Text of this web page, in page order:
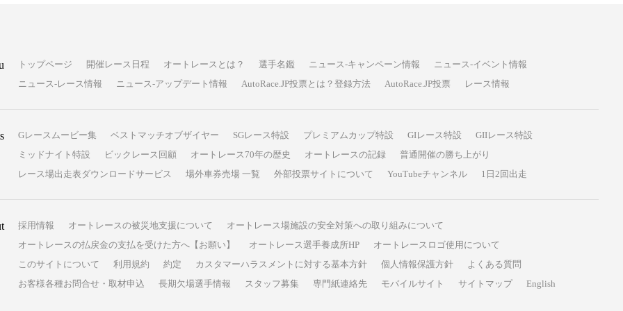
トップページ 開催レース日程 オートレースとは？ 選手名鑑 ニュース-キャンペーン情報
ニュース-イベント情報
ニュース-レース情報
ニュース-アップデート情報 AutoRace.JP投票とは？登録方法 AutoRace.JP投票 レース情報
Gレースムービー集 ベストマッチオブザイヤー SGレース特設 プレミアムカップ特設 GIレース特設
GIIレース特設
ミッドナイト特設
ビックレース回顧 オートレース70年の歴史 オートレースの記録
普通開催の勝ち上がり
レース場出走表ダウンロードサービス
場外車券売場 一覧 外部投票サイトについて YouTubeチャンネル 1日2回出走
採用情報 オートレースの被災地支援について
オートレース場施設の安全対策への取り組みについて
オートレースの払戻金の支払を受けた方へ【お願い】
オートレース選手養成所HP
オートレースロゴ使用について
このサイトについて
利用規約 約定 カスタマーハラスメントに対する基本方針 個人情報保護方針
よくある質問
お客様各種お問合せ・取材申込
長期欠場選手情報 スタッフ募集 専門紙連絡先 モバイルサイト サイトマップ English